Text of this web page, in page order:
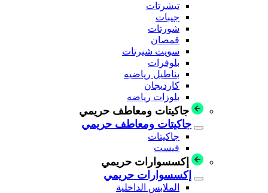
تيشرتات
جيبات
شورتات
قمصان
سويت شيرتات
بلوفرات
بناطيل رياضيه
كارديجان
بلوزات رياضه
جاكيتات ومعاطف حريمي
جاكيتات ومعاطف حريمي
جاكيتات
فيست
إكسسوارات حريمي
إكسسوارات حريمي
الملابس الداخلية